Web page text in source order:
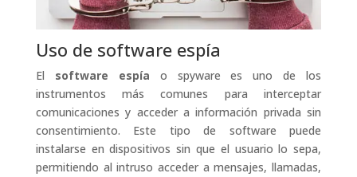
Uso de software espía
El software espía o spyware es uno de los
instrumentos más comunes para interceptar
comunicaciones y acceder a información privada sin
consentimiento. Este tipo de software puede
instalarse en dispositivos sin que el usuario lo sepa,
permitiendo al intruso acceder a mensajes, llamadas,